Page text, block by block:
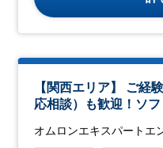
【関西エリア】 ご経
応相談）も歓迎！ソ
オムロンエキスパートエ